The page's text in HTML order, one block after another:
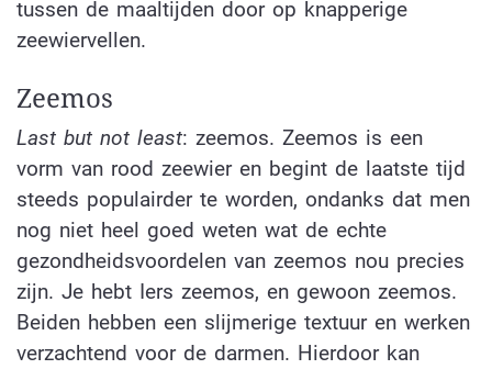
tussen de maaltijden door op knapperige
zeewiervellen.
Zeemos
Last but not least: zeemos. Zeemos is een
vorm van rood zeewier en begint de laatste tijd
steeds populairder te worden, ondanks dat men
nog niet heel goed weten wat de echte
gezondheidsvoordelen van zeemos nou precies
zijn. Je hebt Iers zeemos, en gewoon zeemos.
Beiden hebben een slijmerige textuur en werken
verzachtend voor de darmen. Hierdoor kan